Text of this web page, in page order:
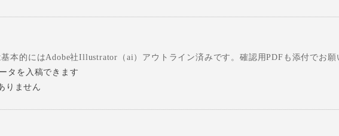
基本的にはAdobe社Illustrator（ai）アウトライン済みです。確認用PDFも添付でお願
タを入稿できます
りません